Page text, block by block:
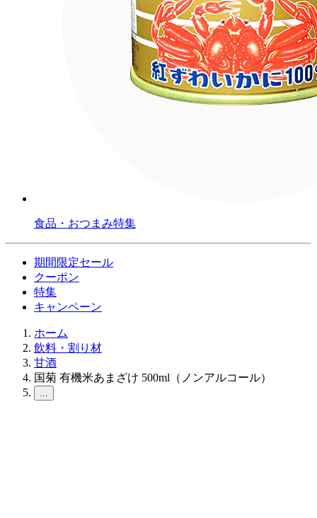
食品・おつまみ特集
期間限定セール
クーポン
特集
キャンペーン
ホーム
飲料・割り材
甘酒
国菊 有機米あまざけ 500ml（ノンアルコール）
...